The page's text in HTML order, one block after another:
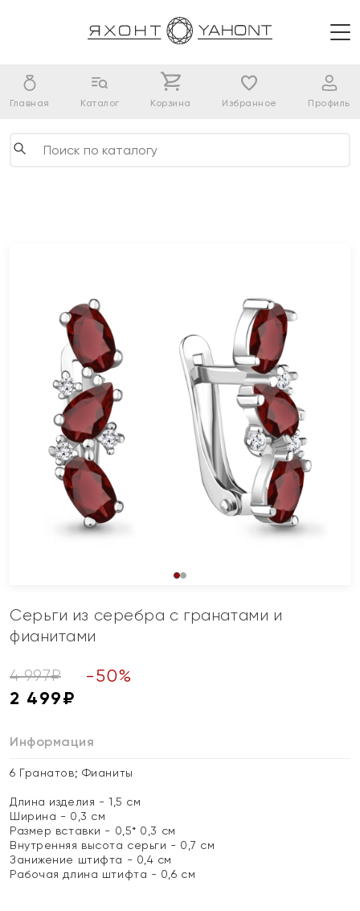
Главная Каталог Корзина Избранное Профиль
Серьги из серебра с гранатами и
фианитами
4 997₽ -50%
2 499₽
Информация
6 Гранатов; Фианиты
Длина изделия - 1,5 см
Ширина - 0,3 см
Размер вставки - 0,5* 0,3 см
Внутренняя высота серьги - 0,7 см
Занижение штифта - 0,4 см
Рабочая длина штифта - 0,6 см